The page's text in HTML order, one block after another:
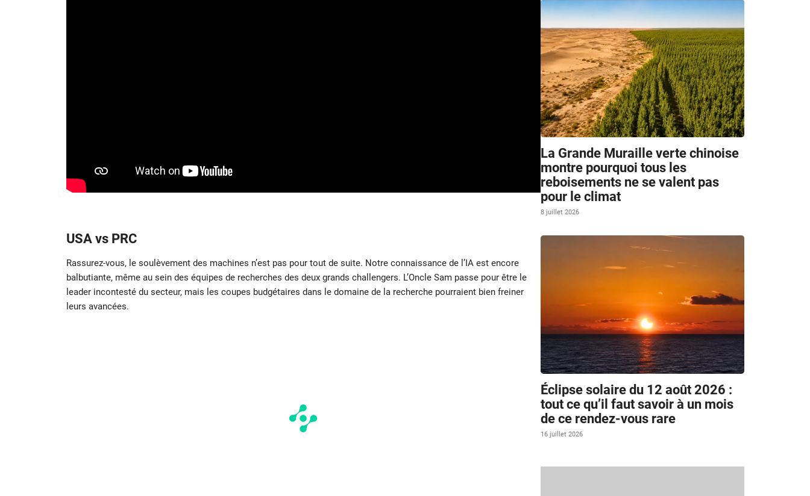
USA vs PRC
Rassurez-vous, le soulèvement des machines n’est pas pour tout de suite. Notre connaissance de l’IA est encore
balbutiante, même au sein des équipes de recherches des deux grands challengers. L’Oncle Sam passe pour être le
leader incontesté du secteur, mais les coupes budgétaires dans le domaine de la recherche pourraient bien freiner
leurs avancées.
La Grande Muraille verte chinoise
montre pourquoi tous les
reboisements ne se valent pas
pour le climat
8 juillet 2026
Éclipse solaire du 12 août 2026 :
tout ce qu’il faut savoir à un mois
de ce rendez-vous rare
16 juillet 2026